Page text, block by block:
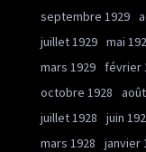
septembre 1929
juillet 1929 mai
mars 1929
février
octobre 1928
juillet 1928
juin
mars 1928
janvier